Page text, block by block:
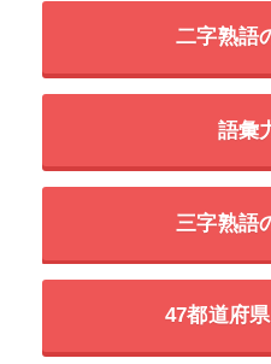
二字熟語
語彙
三字熟語
47都道府